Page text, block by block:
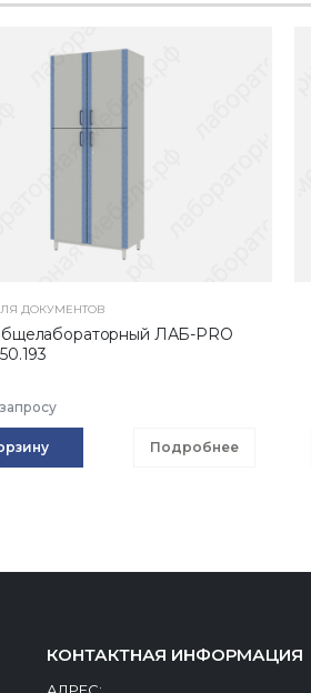
ДОКУМЕНТОВ
ЛАБ-PRO
Подробнее
КОНТАКТНАЯ ИНФОРМАЦИЯ